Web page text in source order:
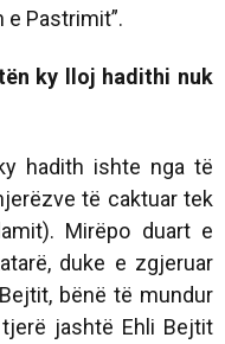
Pastrimit”.
ky lloj hadithi nuk
hadith ishte nga të
të caktuar tek
Mirëpo duart e
duke e zgjeruar
bënë të mundur
jashtë Ehli Bejtit